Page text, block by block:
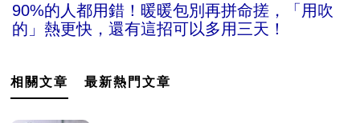
90%的人都用錯！暖暖包別再拼命搓，「用吹
的」熱更快，還有這招可以多用三天！
相關文章 最新熱門文章